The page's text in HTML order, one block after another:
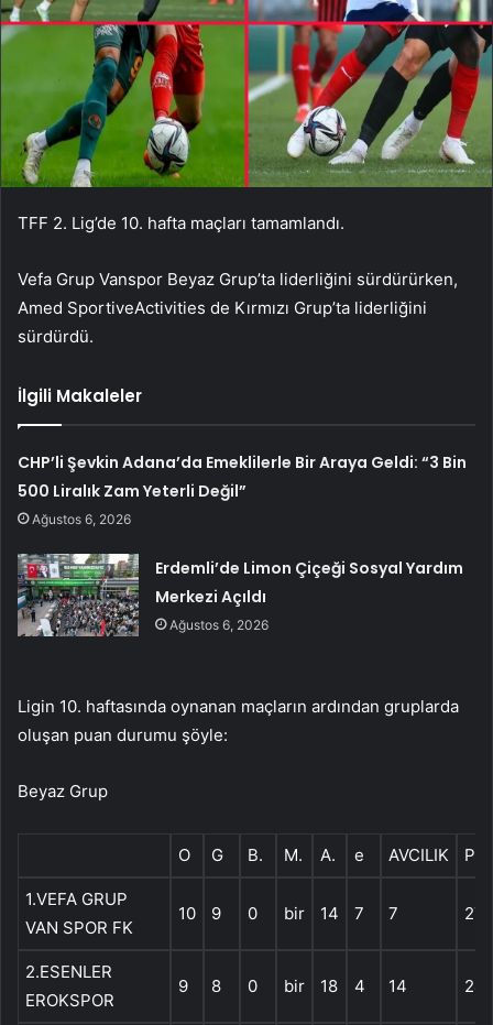
TFF 2. Lig’de 10. hafta maçları tamamlandı.
Vefa Grup Vanspor Beyaz Grup’ta liderliğini sürdürürken,
Amed SportiveActivities de Kırmızı Grup’ta liderliğini
sürdürdü.
İlgili Makaleler
CHP’li Şevkin Adana’da Emeklilerle Bir Araya Geldi: “3 Bin
500 Liralık Zam Yeterli Değil”
Ağustos 6, 2026
Erdemli’de Limon Çiçeği Sosyal Yardım
Merkezi Açıldı
Ağustos 6, 2026
Ligin 10. haftasında oynanan maçların ardından gruplarda
oluşan puan durumu şöyle:
Beyaz Grup
O G B. M. A. e AVCILIK P.
1.VEFA GRUP
VAN SPOR FK
10 9 0 bir 14 7 7 27
2.ESENLER
EROKSPOR
9 8 0 bir 18 4 14 24